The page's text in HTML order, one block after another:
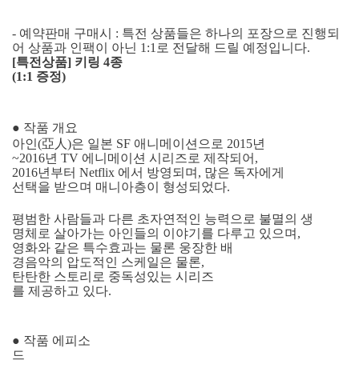
- 예약판매 구매시 : 특전 상품들은 하나의 포장으로 진행되
어 상품과 인팩이 아닌 1:1로 전달해 드릴 예정입니다.
[특전상품] 키링 4종
(1:1 증정)
● 작품 개요
아인(亞人)은 일본 SF 애니메이션으로 2015년
~2016년 TV 에니메이션 시리즈로 제작되어,
2016년부터 Netflix 에서 방영되며, 많은 독자에게
선택을 받으며 매니아층이 형성되었다.
평범한 사람들과 다른 초자연적인 능력으로 불멸의 생
명체로 살아가는 아인들의 이야기를 다루고 있으며,
영화와 같은 특수효과는 물론 웅장한 배
경음악의 압도적인 스케일은 물론,
탄탄한 스토리로 중독성있는 시리즈
를 제공하고 있다.
● 작품 에피소
드